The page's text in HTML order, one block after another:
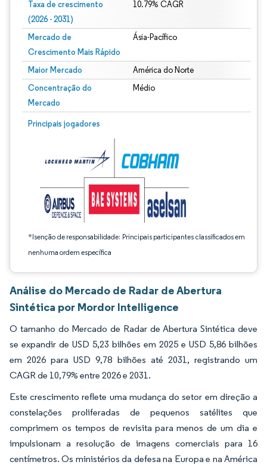
Taxa de crescimento
(2026 - 2031)
10.79% CAGR
Mercado de
Crescimento Mais Rápido
Ásia-Pacífico
Maior Mercado América do Norte
Concentração do
Mercado
Médio
Principais jogadores
*Isenção de responsabilidade: Principais participantes classificados em
nenhuma ordem específica
Imagem © Mordor Intelligence. O reuso requer atribuição conforme CC BY 4.0.
Análise do Mercado de Radar de Abertura
Sintética por Mordor Intelligence
O tamanho do Mercado de Radar de Abertura Sintética deve
se expandir de USD 5,23 bilhões em 2025 e USD 5,86 bilhões
em 2026 para USD 9,78 bilhões até 2031, registrando um
CAGR de 10,79% entre 2026 e 2031.
Este crescimento reflete uma mudança do setor em direção a
constelações proliferadas de pequenos satélites que
comprimem os tempos de revisita para menos de um dia e
impulsionam a resolução de imagens comerciais para 16
centímetros. Os ministérios da defesa na Europa e na América